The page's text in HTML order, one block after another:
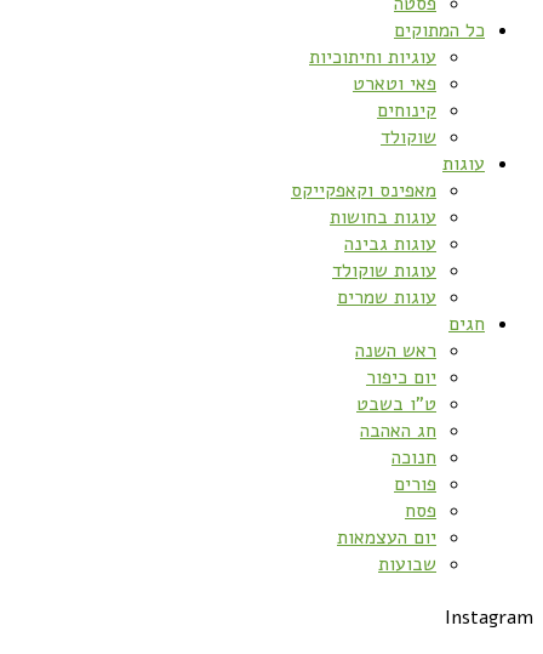
כל המתוקים
עוגיות וחיתוכיות
פאי וטארט
קינוחים
שוקולד
עוגות
מאפינס וקאפקייקס
עוגות בחושות
עוגות גבינה
עוגות שוקולד
עוגות שמרים
חגים
ראש השנה
יום כיפור
ט”ו בשבט
חג האהבה
חנוכה
פורים
פסח
יום העצמאות
שבועות
Instagram